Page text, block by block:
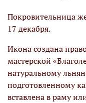
Покровительница
17 декабря.
Икона создана
мастерской
натуральному
подготовленному
вставлена в раму